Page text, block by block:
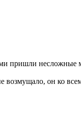
пришли несложные
возмущало, он ко